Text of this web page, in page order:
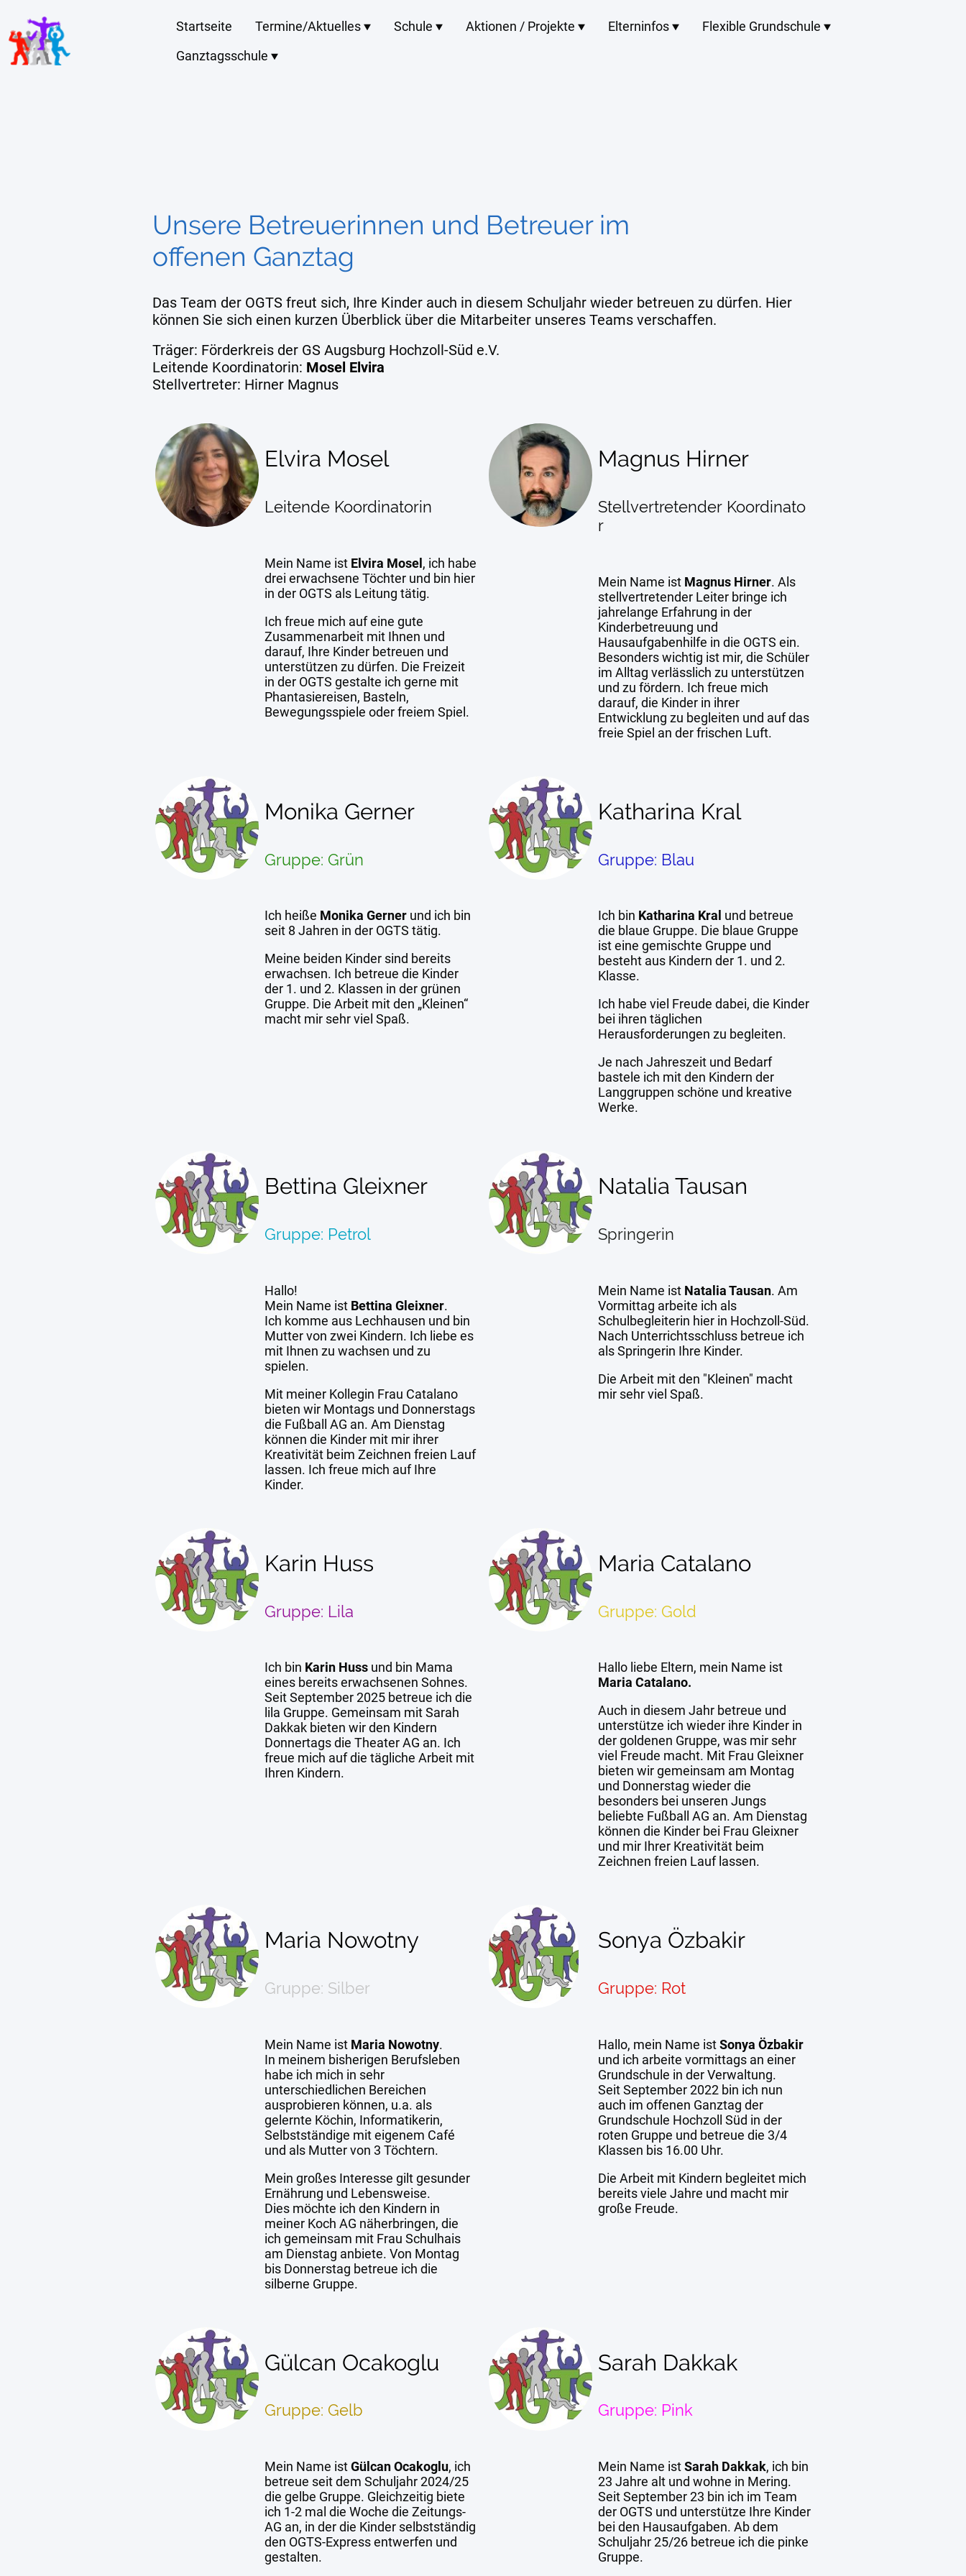
Startseite Termine/Aktuelles Schule Aktionen / Projekte Elterninfos
Flexible Grundschule
Ganztagsschule
Unsere Betreuerinnen und Betreuer im
offenen Ganztag
Das Team der OGTS freut sich, Ihre Kinder auch in diesem Schuljahr wieder betreuen zu dürfen. Hier
können Sie sich einen kurzen Überblick über die Mitarbeiter unseres Teams verschaffen.
Träger: Förderkreis der GS Augsburg Hochzoll-Süd e.V.
Leitende Koordinatorin: Mosel Elvira
Stellvertreter: Hirner Magnus
Elvira Mosel
Leitende Koordinatorin
Mein Name ist Elvira Mosel , ich habe
drei erwachsene Töchter und bin hier
in der OGTS als Leitung tätig.
Ich freue mich auf eine gute
Zusammenarbeit mit Ihnen und
darauf, Ihre Kinder betreuen und
unterstützen zu dürfen. Die Freizeit
in der OGTS gestalte ich gerne mit
Phantasiereisen, Basteln,
Bewegungsspiele oder freiem Spiel.
Magnus Hirner
Stellvertretender Koordinato
r
Mein Name ist Magnus Hirner. Als
stellvertretender Leiter bringe ich
jahrelange Erfahrung in der
Kinderbetreuung und
Hausaufgabenhilfe in die OGTS ein.
Besonders wichtig ist mir, die Schüler
im Alltag verlässlich zu unterstützen
und zu fördern. Ich freue mich
darauf, die Kinder in ihrer
Entwicklung zu begleiten und auf das
freie Spiel an der frischen Luft.
Monika Gerner
Gruppe: Grün
Ich heiße Monika Gerner und ich bin
seit 8 Jahren in der OGTS tätig.
Meine beiden Kinder sind bereits
erwachsen. Ich betreue die Kinder
der 1. und 2. Klassen in der grünen
Gruppe. Die Arbeit mit den „Kleinen“
macht mir sehr viel Spaß.
Katharina Kral
Gruppe: Blau
Ich bin Katharina Kral und betreue
die blaue Gruppe. Die blaue Gruppe
ist eine gemischte Gruppe und
besteht aus Kindern der 1. und 2.
Klasse.
Ich habe viel Freude dabei, die Kinder
bei ihren täglichen
Herausforderungen zu begleiten.
Je nach Jahreszeit und Bedarf
bastele ich mit den Kindern der
Langgruppen schöne und kreative
Werke.
Bettina Gleixner
Gruppe: Petrol
Hallo!
Mein Name ist Bettina Gleixner.
Ich komme aus Lechhausen und bin
Mutter von zwei Kindern. Ich liebe es
mit Ihnen zu wachsen und zu
spielen.
Mit meiner Kollegin Frau Catalano
bieten wir Montags und Donnerstags
die Fußball AG an. Am Dienstag
können die Kinder mit mir ihrer
Kreativität beim Zeichnen freien Lauf
lassen. Ich freue mich auf Ihre
Kinder.
Natalia Tausan
Springerin
Mein Name ist Natalia Tausan. Am
Vormittag arbeite ich als
Schulbegleiterin hier in Hochzoll-Süd.
Nach Unterrichtsschluss betreue ich
als Springerin Ihre Kinder.
Die Arbeit mit den "Kleinen" macht
mir sehr viel Spaß.
Karin Huss
Gruppe: Lila
Ich bin Karin Huss und bin Mama
eines bereits erwachsenen Sohnes.
Seit September 2025 betreue ich die
lila Gruppe. Gemeinsam mit Sarah
Dakkak bieten wir den Kindern
Donnertags die Theater AG an. Ich
freue mich auf die tägliche Arbeit mit
Ihren Kindern.
Maria Catalano
Gruppe: Gold
Hallo liebe Eltern, mein Name ist
Maria Catalano.
Auch in diesem Jahr betreue und
unterstütze ich wieder ihre Kinder in
der goldenen Gruppe, was mir sehr
viel Freude macht. Mit Frau Gleixner
bieten wir gemeinsam am Montag
und Donnerstag wieder die
besonders bei unseren Jungs
beliebte Fußball AG an. Am Dienstag
können die Kinder bei Frau Gleixner
und mir Ihrer Kreativität beim
Zeichnen freien Lauf lassen.
Maria Nowotny
Gruppe: Silber
Mein Name ist Maria Nowotny.
In meinem bisherigen Berufsleben
habe ich mich in sehr
unterschiedlichen Bereichen
ausprobieren können, u.a. als
gelernte Köchin, Informatikerin,
Selbstständige mit eigenem Café
und als Mutter von 3 Töchtern.
Mein großes Interesse gilt gesunder
Ernährung und Lebensweise.
Dies möchte ich den Kindern in
meiner Koch AG näherbringen, die
ich gemeinsam mit Frau Schulhais
am Dienstag anbiete. Von Montag
bis Donnerstag betreue ich die
silberne Gruppe.
Sonya Özbakir
Gruppe: Rot
Hallo, mein Name istSonya Özbakir
und ich arbeite vormittags an einer
Grundschule in der Verwaltung.
Seit September 2022 bin ich nun
auch im offenen Ganztag der
Grundschule Hochzoll Süd in der
roten Gruppe und betreue die 3/4
Klassen bis 16.00 Uhr.
Die Arbeit mit Kindern begleitet mich
bereits viele Jahre und macht mir
große Freude.
Gülcan Ocakoglu
Gruppe: Gelb
Mein Name istGülcan Ocakoglu, ich
betreue seit dem Schuljahr 2024/25
die gelbe Gruppe. Gleichzeitig biete
ich 1-2 mal die Woche die Zeitungs-
AG an, in der die Kinder selbstständig
den OGTS-Express entwerfen und
gestalten.
Sarah Dakkak
Gruppe: Pink
Mein Name istSarah Dakkak, ich bin
23 Jahre alt und wohne in Mering.
Seit September 23 bin ich im Team
der OGTS und unterstütze Ihre Kinder
bei den Hausaufgaben. Ab dem
Schuljahr 25/26 betreue ich die pinke
Gruppe.